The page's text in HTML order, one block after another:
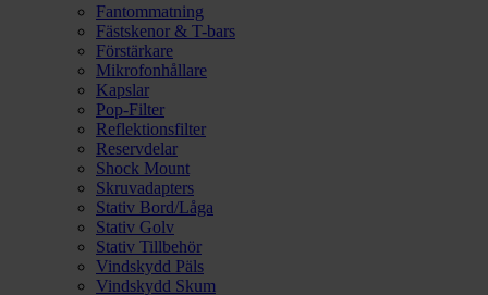
Fantommatning
Fästskenor & T-bars
Förstärkare
Mikrofonhållare
Kapslar
Pop-Filter
Reflektionsfilter
Reservdelar
Shock Mount
Skruvadapters
Stativ Bord/Låga
Stativ Golv
Stativ Tillbehör
Vindskydd Päls
Vindskydd Skum